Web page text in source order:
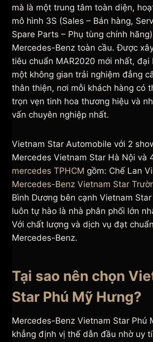
mà là một trung tâm toàn diện,
mô hình 3S (Sales – Bán hàng,
Spare Parts – Phụ tùng chính
Mercedes-Benz toàn cầu. Được
tiêu chuẩn MAR2020 mới nhất, đại
một không gian trải nghiệm đẳng
thân thiện, nơi mỗi khách hàng có
trọn vẹn tinh hoa thương hiệu và
vấn chuyên nghiệp nhất.
Vietnam Star Automobile với 2
Mercedes Vietnam Star Hà Nội và
mercedes TPHCM gồm: Chế Lan
Mercedes-Benz Vietnam Star
Bình Dương bên cạnh Vietnam
luôn tự hào là nhà phân phối lớn
Với chất lượng và dịch vụ đạt
Mercedes-Benz.
Tại sao nên chọn
Star Phú Mỹ Hưng?
Mercedes-Benz Vietnam Star Phú
khẳng định vị thế dẫn đầu nhờ uy